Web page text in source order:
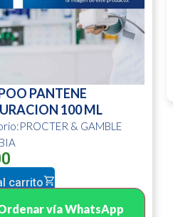
PANTENE
100 ML
& GAMBLE
carrito
vía WhatsApp